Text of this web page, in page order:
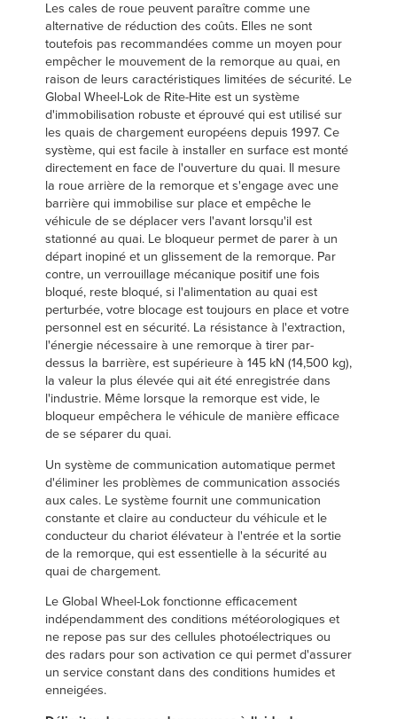
Les cales de roue peuvent paraître comme une
alternative de réduction des coûts. Elles ne sont
toutefois pas recommandées comme un moyen pour
empêcher le mouvement de la remorque au quai, en
raison de leurs caractéristiques limitées de sécurité. Le
Global Wheel-Lok de Rite-Hite est un système
d'immobilisation robuste et éprouvé qui est utilisé sur
les quais de chargement européens depuis 1997. Ce
système, qui est facile à installer en surface est monté
directement en face de l'ouverture du quai. Il mesure
la roue arrière de la remorque et s'engage avec une
barrière qui immobilise sur place et empêche le
véhicule de se déplacer vers l'avant lorsqu'il est
stationné au quai. Le bloqueur permet de parer à un
départ inopiné et un glissement de la remorque. Par
contre, un verrouillage mécanique positif une fois
bloqué, reste bloqué, si l'alimentation au quai est
perturbée, votre blocage est toujours en place et votre
personnel est en sécurité. La résistance à l'extraction,
l'énergie nécessaire à une remorque à tirer par-
dessus la barrière, est supérieure à 145 kN (14,500 kg),
la valeur la plus élevée qui ait été enregistrée dans
l'industrie. Même lorsque la remorque est vide, le
bloqueur empêchera le véhicule de manière efficace
de se séparer du quai.
Un système de communication automatique permet
d'éliminer les problèmes de communication associés
aux cales. Le système fournit une communication
constante et claire au conducteur du véhicule et le
conducteur du chariot élévateur à l'entrée et la sortie
de la remorque, qui est essentielle à la sécurité au
quai de chargement.
Le Global Wheel-Lok fonctionne efficacement
indépendamment des conditions météorologiques et
ne repose pas sur des cellules photoélectriques ou
des radars pour son activation ce qui permet d'assurer
un service constant dans des conditions humides et
enneigées.